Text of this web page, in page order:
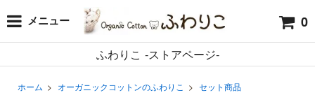
メニュー 0
ふわりこ -ストアページ-
ホーム > オーガニックコットンのふわりこ > セット商品